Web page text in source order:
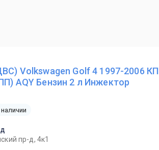
Volkswagen Golf 4 1997-2006
AQY Бензин 2 л Инжектор
пр-д, 4к1